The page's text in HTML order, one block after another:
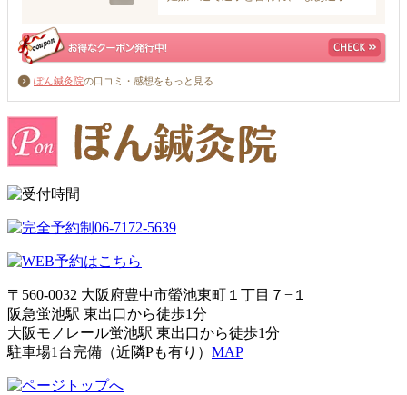
ぽん鍼灸院の口コミ・感想をもっと見る
〒560-0032 大阪府豊中市螢池東町１丁目７−１
阪急蛍池駅 東出口から徒歩1分
大阪モノレール蛍池駅 東出口から徒歩1分
駐車場1台完備（近隣Pも有り） MAP